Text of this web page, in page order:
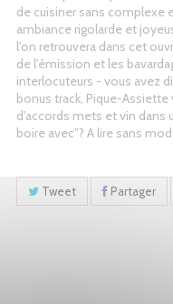
de cuisiner sans complexe
ambiance rigolarde et
l'on retrouvera dans cet
de l'émission et les
interlocuteurs - vous avez
bonus track, Pique-
d'accords mets et vin dans
boire avec"? A lire sans
Tweet Partager